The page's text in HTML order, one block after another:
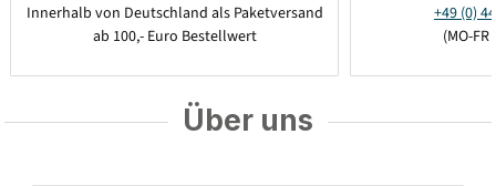
Innerhalb von Deutschland als Paketversand
ab 100,- Euro Bestellwert
+49 (0)
(MO-
Über uns